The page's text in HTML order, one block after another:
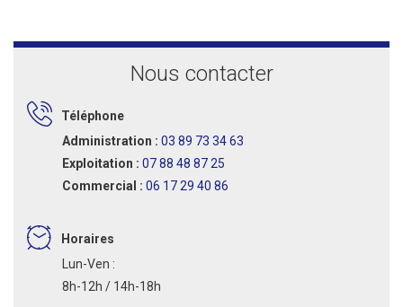
Nous contacter
Téléphone
Administration : 03 89 73 34 63
Exploitation : 07 88 48 87 25
Commercial : 06 17 29 40 86
Horaires
Lun-Ven :
8h-12h / 14h-18h